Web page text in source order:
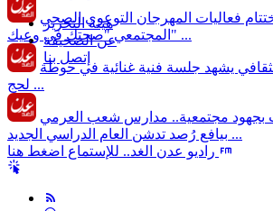
هيئة التحرير
عن الصحيفة
إتصل بنا
فعاليات المهرجان التوعوي الصحي
المجتمعي "صحتك في وعيك" ...
يشهد جلسة فنية غنائية في حوطة
لحج ...
بجهود مجتمعية.. مدارس شعب العرمي
بيافع رُصد تدشن العام الدراسي الجديد ...